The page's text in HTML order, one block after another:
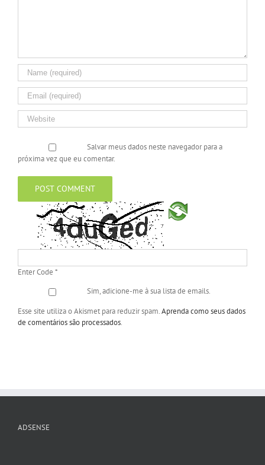
Salvar meus dados neste navegador para a
próxima vez que eu comentar.
Enter Code *
Sim, adicione-me à sua lista de emails.
Esse site utiliza o Akismet para reduzir spam.Aprenda como seus dados
de comentários são processados.
ADSENSE